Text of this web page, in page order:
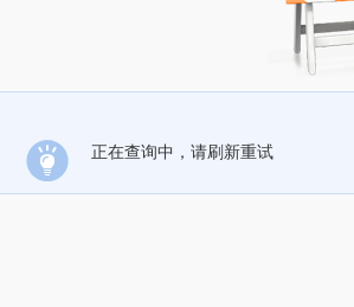
正在查询中，请刷新重试